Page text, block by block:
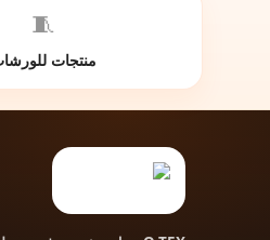
🧵
منتجات